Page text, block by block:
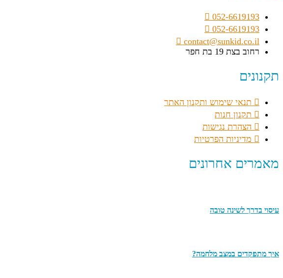
052-6619193
052-6619193
contact@sunkid.co.il
רחוב בצת 19 בת חפר
תקנונים
תנאי שימוש ותקנון האתר
תקנון חנות
הצהרת נגישות
מדיניות הפרטיות
מאמרים אחרונים
עיסוי בדרך לשינה טובה
איך מתפקדים במצב מלחמה?